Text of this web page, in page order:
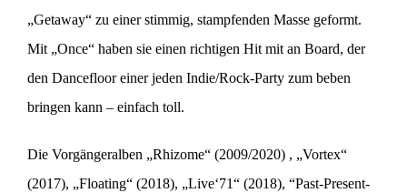
„Getaway“ zu einer stimmig, stampfenden Masse geformt.
Mit „Once“ haben sie einen richtigen Hit mit an Board, der
den Dancefloor einer jeden Indie/Rock-Party zum beben
bringen kann – einfach toll.
Die Vorgängeralben „Rhizome“ (2009/2020) , „Vortex“
(2017), „Floating“ (2018), „Live‘71“ (2018), “Past-Present-